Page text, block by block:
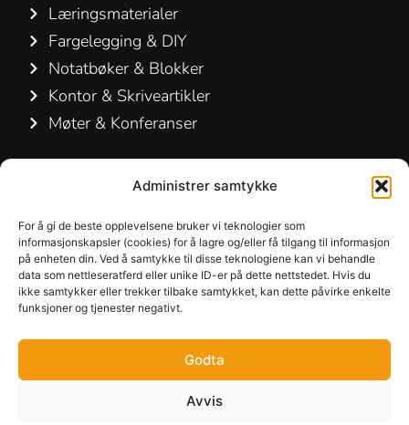
Administrer samtykke
For å gi de beste opplevelsene bruker vi teknologier som
informasjonskapsler (cookies) for å lagre og/eller få tilgang til informasjon
på enheten din. Ved å samtykke til disse teknologiene kan vi behandle
data som nettleseratferd eller unike ID-er på dette nettstedet. Hvis du
ikke samtykker eller trekker tilbake samtykket, kan dette påvirke enkelte
funksjoner og tjenester negativt.
Godta
Avvis
Læringsmaterialer
Fargelegging & DIY
Notatbøker & Blokker
Kontor & Skriveartikler
Møter & Konferanser
Hirsemarken 5, st. th.
3520 Farum
Danmark
+45 48 16 50 00
info-dk@hamelinbrands.com